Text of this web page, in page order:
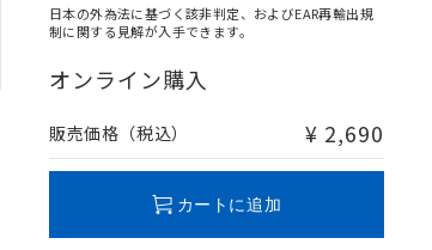
日本の外為法に基づく該非判定、およびEAR再輸出規
制に関する見解が入手できます。
オンライン購入
販売価格（税込） ¥ 2,690
カートに追加